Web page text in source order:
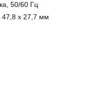
50/60 Гц
47,8 x 27,7 мм